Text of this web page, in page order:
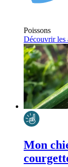
Poissons
Découvrir les
Mon